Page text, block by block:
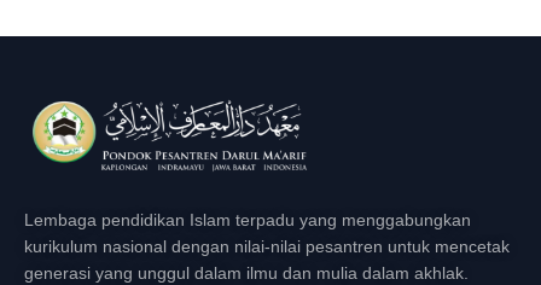
Lembaga pendidikan Islam terpadu yang menggabungkan
kurikulum nasional dengan nilai-nilai pesantren untuk mencetak
generasi yang unggul dalam ilmu dan mulia dalam akhlak.